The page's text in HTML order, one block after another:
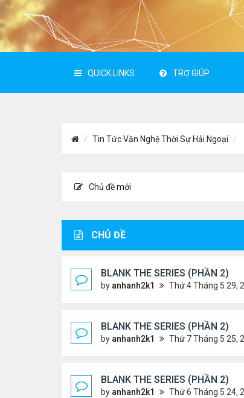
QUICK LINKS TRỢ GIÚP
Tin Tức Văn Nghệ Thời Sự Hải Ngoại
Chủ đề mới
CHỦ ĐỀ
BLANK THE SERIES (PHẦN 2)
by anhanh2k1 Thứ 4 Tháng 5 29, 2024 3:16 am
BLANK THE SERIES (PHẦN 2)
by anhanh2k1 Thứ 7 Tháng 5 25, 2024 1:51 am
BLANK THE SERIES (PHẦN 2)
by anhanh2k1 Thứ 6 Tháng 5 24, 2024 1:54 am